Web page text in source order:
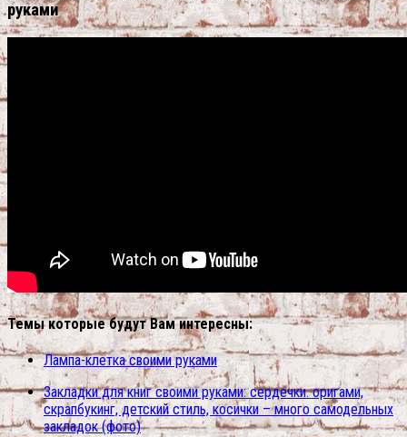
руками
Темы которые будут Вам интересны:
Лампа-клетка своими руками
Закладки для книг своими руками: сердечки. оригами,
скрапбукинг, детский стиль, косички – много самодельных
закладок (фото)